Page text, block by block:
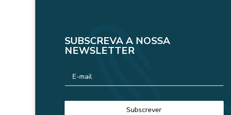
SUBSCREVA A NOSSA
NEWSLETTER